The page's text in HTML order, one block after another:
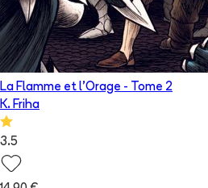
La Flamme et l'Orage - Tome 2
K. Friha
3.5